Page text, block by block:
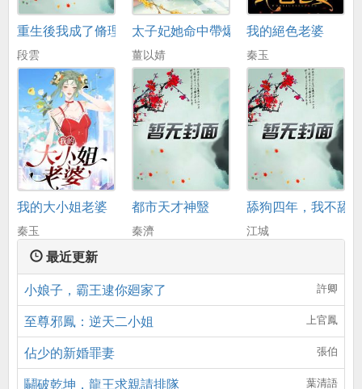
重生後我成了脩理工
段雲
太子妃她命中帶爆
薑以婧
我的絕色老婆
秦玉
我的大小姐老婆
秦玉
都市天才神毉
秦濟
舔狗四年，我不舔
江城
最近更新
小娘子，霸王逮你廻家了
許卿
至尊邪鳳：逆天二小姐 上官鳳
佔少的新婚罪妻 張伯
鬭破乾坤，龍王求親請排隊 葉清語